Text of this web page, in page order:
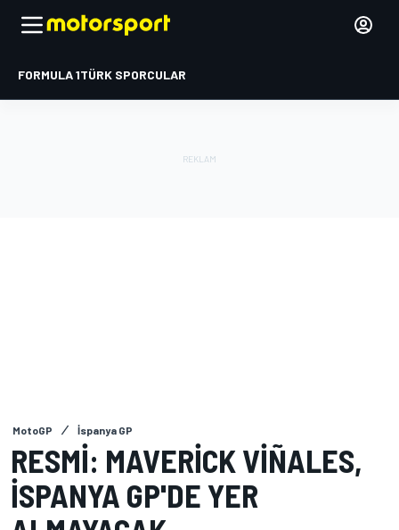
FORMULA 1TÜRK SPORCULAR
MotoGP İspanya GP
RESMI: MAVERICK VIÑALES,
İSPANYA GP'DE YER